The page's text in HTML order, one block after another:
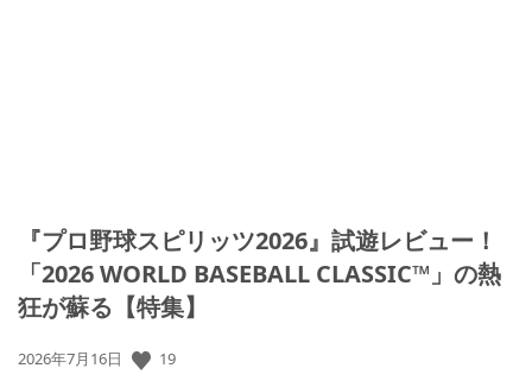
『プロ野球スピリッツ2026』試遊レビュー！
「2026 WORLD BASEBALL CLASSIC™」の熱
狂が蘇る【特集】
公
2026年7月16日 19